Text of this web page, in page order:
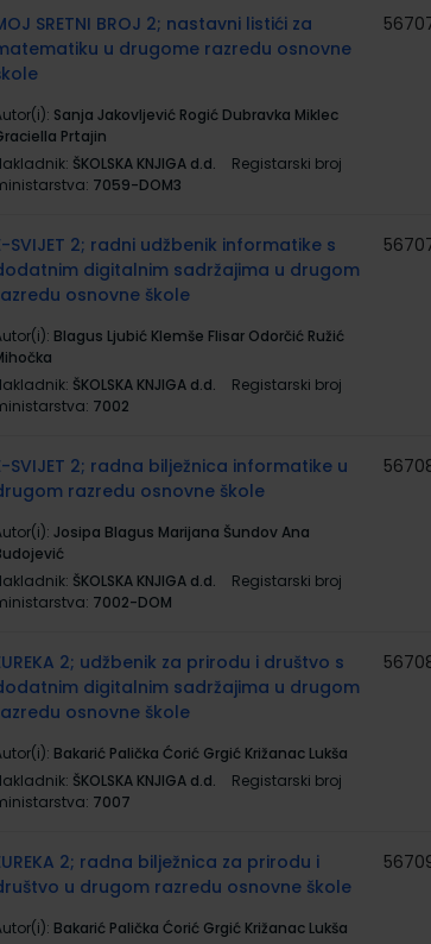
SRETNI BROJ 2; nastavni listići za
u drugome razredu osnovne
Sanja Jakovljević Rogić Dubravka Miklec
Prtajin
ŠKOLSKA KNJIGA d.d.
Registarski broj
7059-DOM3
SVIJET 2; radni udžbenik informatike s
digitalnim sadržajima u drugom
osnovne škole
Blagus Ljubić Klemše Flisar Odorčić Ružić
ŠKOLSKA KNJIGA d.d.
Registarski broj
7002
SVIJET 2; radna bilježnica informatike u
razredu osnovne škole
Josipa Blagus Marijana Šundov Ana
ŠKOLSKA KNJIGA d.d.
Registarski broj
7002-DOM
2; udžbenik za prirodu i društvo s
digitalnim sadržajima u drugom
osnovne škole
Bakarić Palička Ćorić Grgić Križanac Lukša
ŠKOLSKA KNJIGA d.d.
Registarski broj
7007
2; radna bilježnica za prirodu i
u drugom razredu osnovne škole
Bakarić Palička Ćorić Grgić Križanac Lukša